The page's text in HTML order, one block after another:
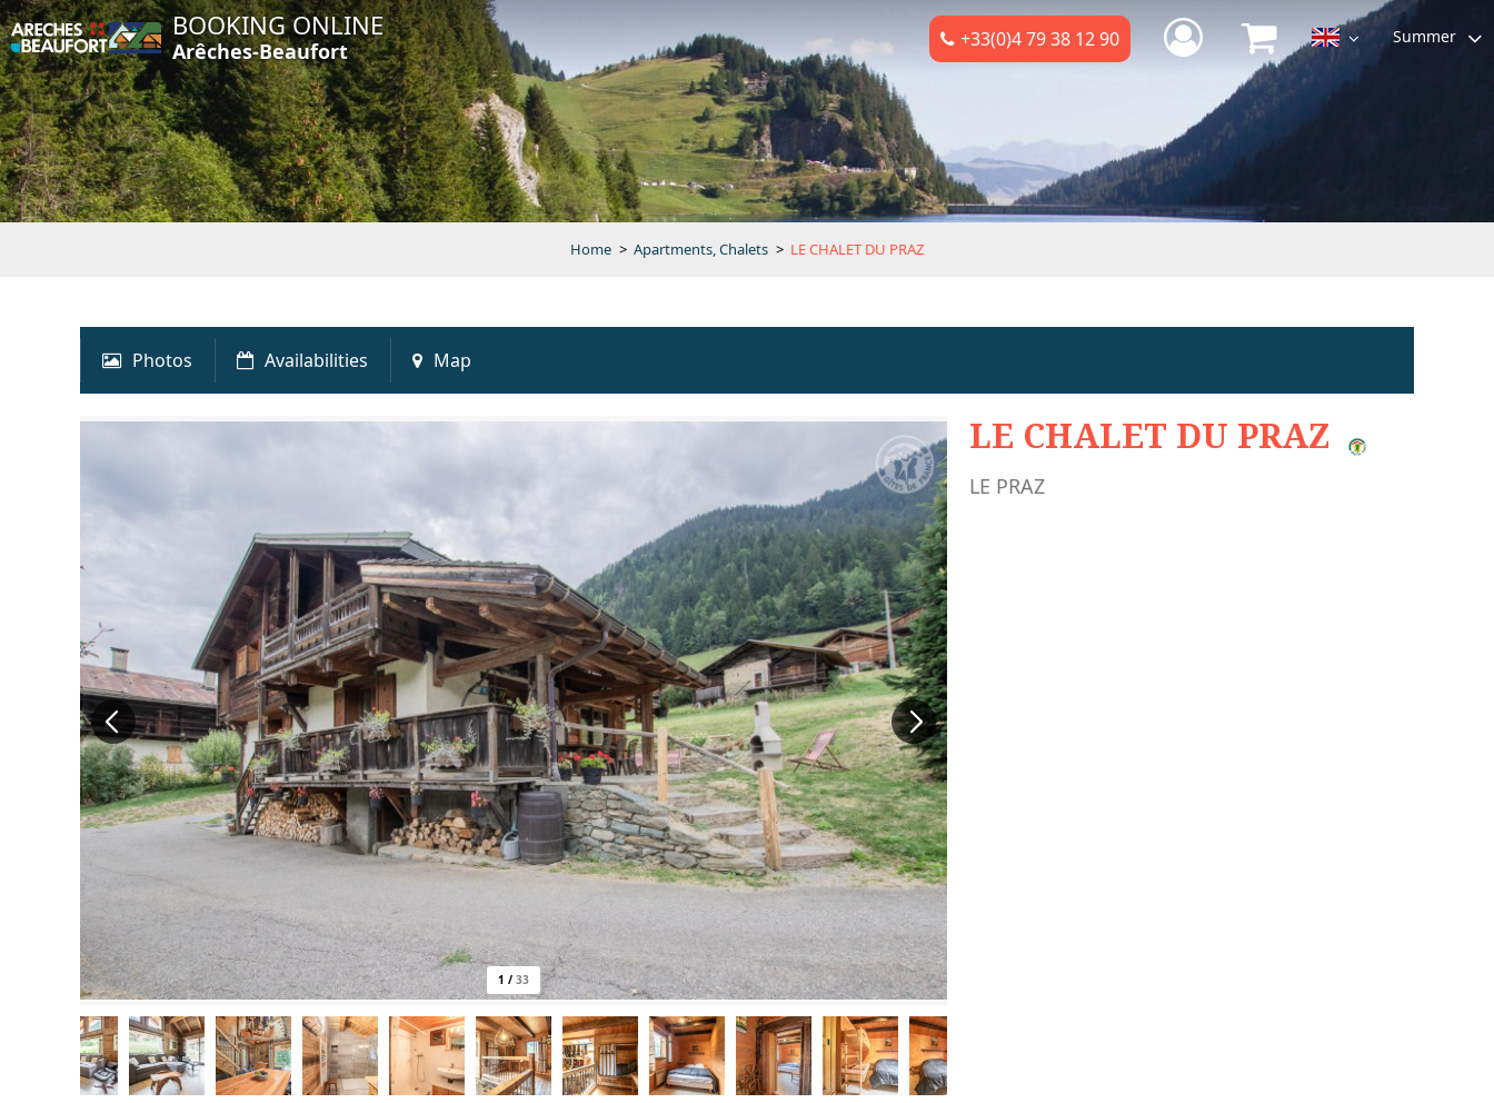
BOOKING ONLINE
Arêches-Beaufort +33(0)4 79 38 12 90 Summer
Home > Apartments, Chalets > LE CHALET DU PRAZ
Photos Availabilities Map
1 / 33
LE CHALET DU PRAZ
LE PRAZ